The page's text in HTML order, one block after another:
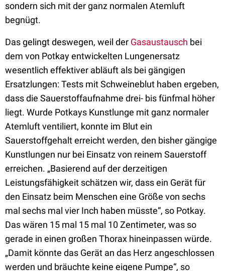
sondern sich mit der ganz normalen Atemluft
begnügt.
Das gelingt deswegen, weil der Gasaustausch bei
dem von Potkay entwickelten Lungenersatz
wesentlich effektiver abläuft als bei gängigen
Ersatzlungen: Tests mit Schweineblut haben ergeben,
dass die Sauerstoffaufnahme drei- bis fünfmal höher
liegt. Wurde Potkays Kunstlunge mit ganz normaler
Atemluft ventiliert, konnte im Blut ein
Sauerstoffgehalt erreicht werden, den bisher gängige
Kunstlungen nur bei Einsatz von reinem Sauerstoff
erreichen. „Basierend auf der derzeitigen
Leistungsfähigkeit schätzen wir, dass ein Gerät für
den Einsatz beim Menschen eine Größe von sechs
mal sechs mal vier Inch haben müsste“, so Potkay.
Das wären 15 mal 15 mal 10 Zentimeter, was so
gerade in einen großen Thorax hineinpassen würde.
„Damit könnte das Gerät an das Herz angeschlossen
werden und bräuchte keine eigene Pumpe“, so